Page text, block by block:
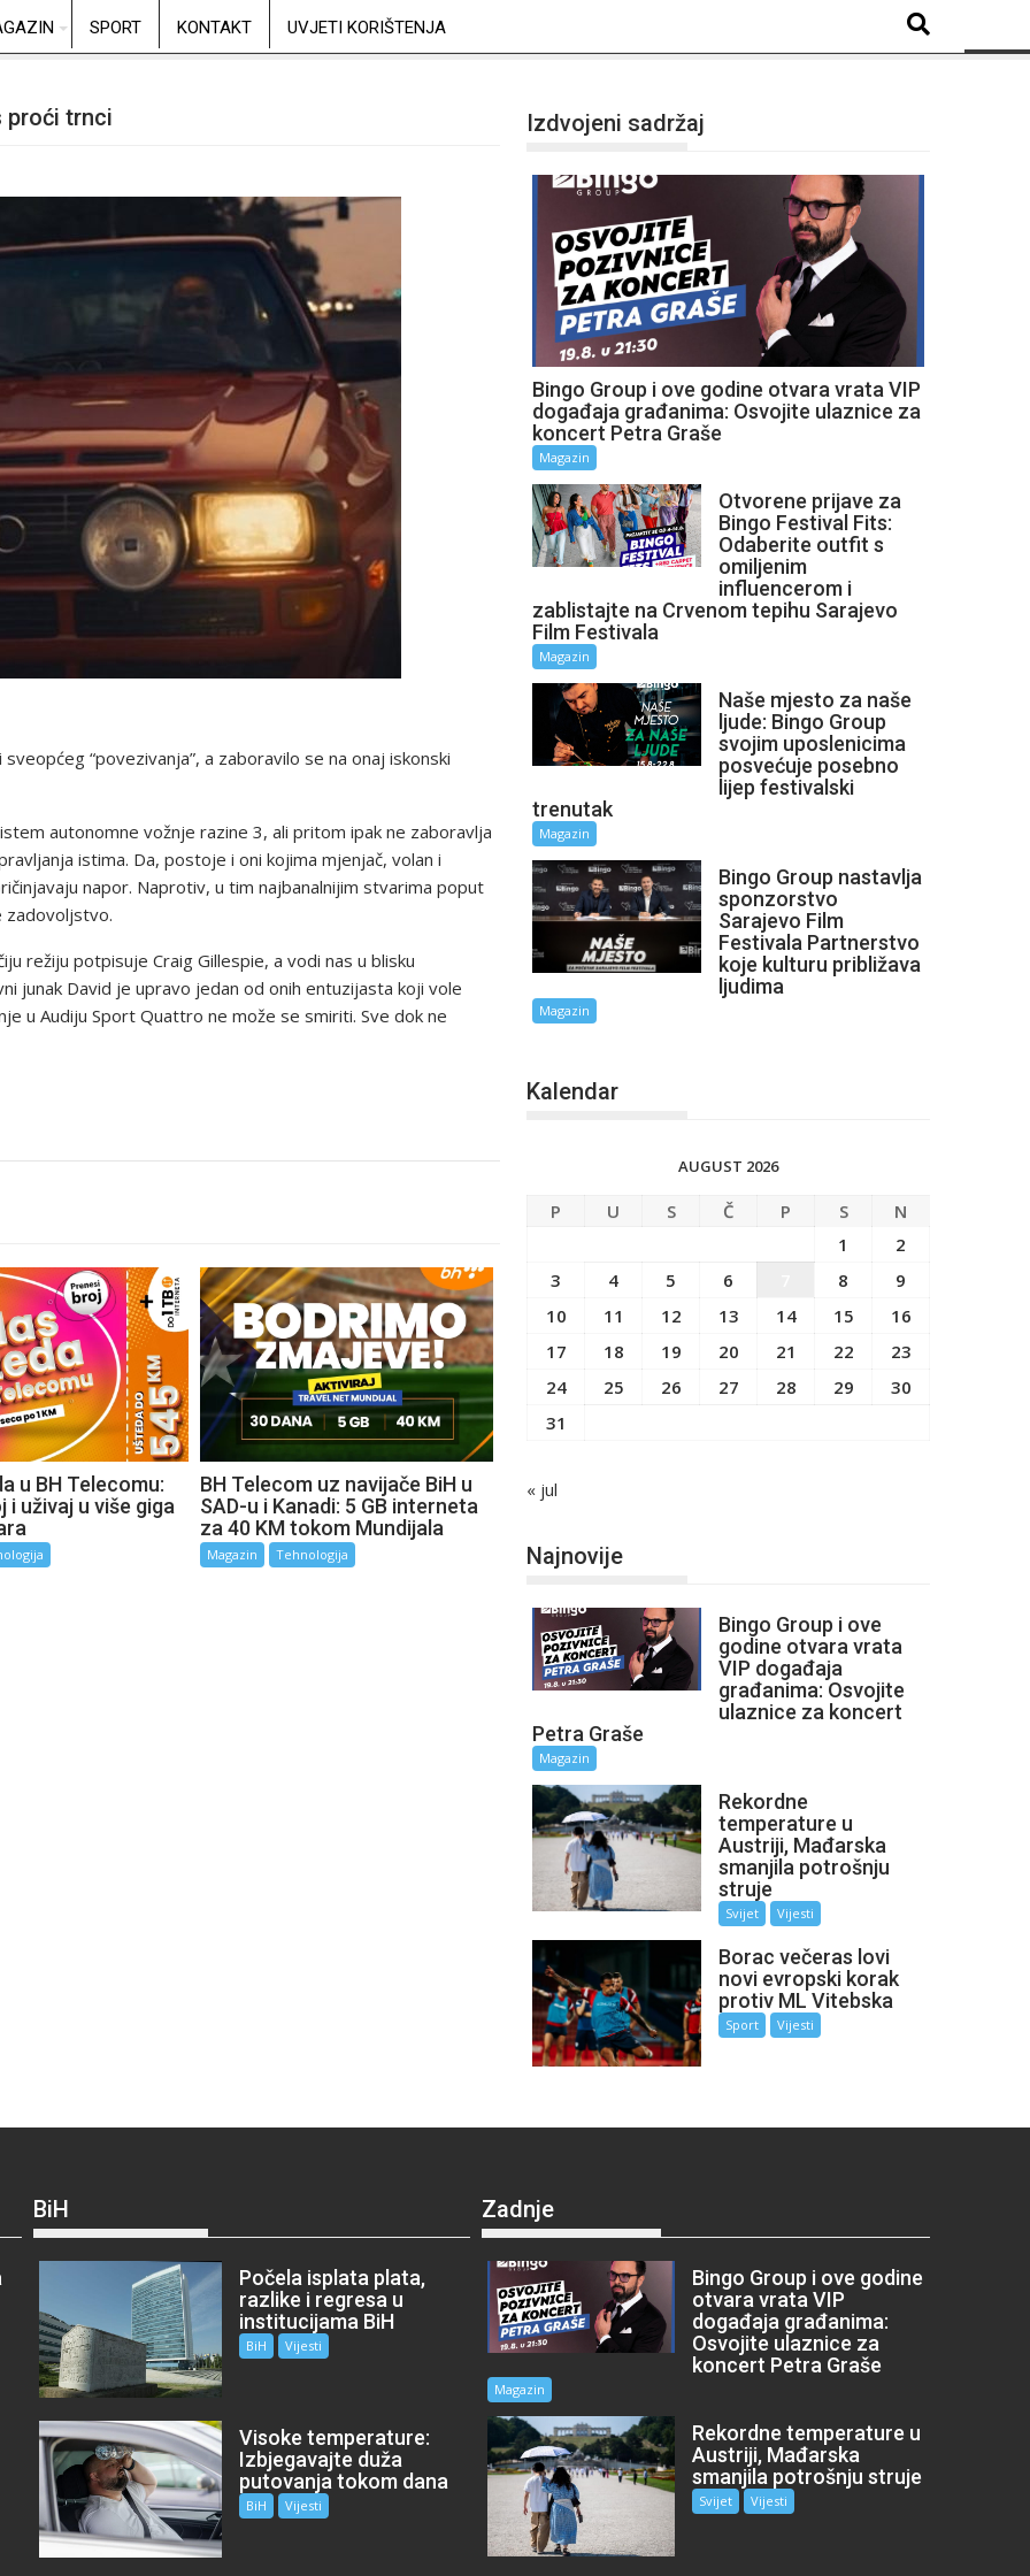
SPORT KONTAKT UVJETI KORIŠTENJA
proći trnci
“povezivanja”, a zaboravilo se na onaj iskonski
autonomne vožnje razine 3, ali pritom ipak ne zaboravlja
istima. Da, postoje i oni kojima mjenjač, volan i
napor. Naprotiv, u tim najbanalnijim stvarima poput
zadovoljstvo.
režiju potpisuje Craig Gillespie, a vodi nas u blisku
junak David je upravo jedan od onih entuzijasta koji vole
u Audiju Sport Quattro ne može se smiriti. Sve dok ne
u BH Telecomu:
i uživaj u više giga
BH Telecom uz navijače BiH u
SAD-u i Kanadi: 5 GB interneta
za 40 KM tokom Mundijala
Magazin Tehnologija
Izdvojeni sadržaj
Bingo Group i ove godine otvara vrata VIP
događaja građanima: Osvojite ulaznice za
koncert Petra Graše
Magazin
Otvorene prijave za
Bingo Festival Fits:
Odaberite outfit s
omiljenim
influencerom i
zablistajte na Crvenom tepihu Sarajevo
Film Festivala
Magazin
Naše mjesto za naše
ljude: Bingo Group
svojim uposlenicima
posvećuje posebno
lijep festivalski
trenutak
Magazin
Bingo Group nastavlja
sponzorstvo
Sarajevo Film
Festivala Partnerstvo
koje kulturu približava
ljudima
Magazin
Kalendar
AUGUST 2026
P U S Č P S
N
1
2
3
4 5 6 8
9
10
11 12 13 14 15
16
17
18 19 20 21 22
23
24
25 26 27 28 29
30
31
« jul
Najnovije
Bingo Group i ove
godine otvara vrata
VIP događaja
građanima: Osvojite
ulaznice za koncert
Petra Graše
Magazin
Rekordne
temperature u
Austriji, Mađarska
smanjila potrošnju
struje
Svijet Vijesti
Borac večeras lovi
novi evropski korak
protiv ML Vitebska
Sport Vijesti
BiH
Počela isplata plata,
razlike i regresa u
institucijama BiH
BiH Vijesti
Visoke temperature:
Izbjegavajte duža
putovanja tokom dana
BiH Vijesti
Zadnje
Bingo Group i ove godine
otvara vrata VIP
događaja građanima:
Osvojite ulaznice za
koncert Petra Graše
Magazin
Rekordne temperature u
Austriji, Mađarska
smanjila potrošnju struje
Svijet Vijesti